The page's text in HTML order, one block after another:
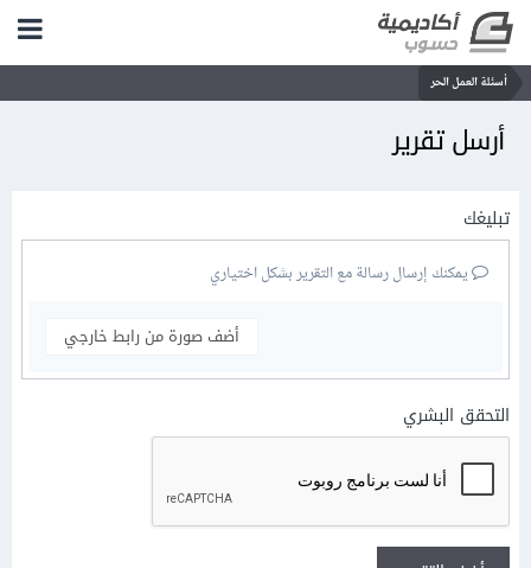
أسئلة العمل الحر
أرسل تقرير
تبليغك
يمكنك إرسال رسالة مع التقرير بشكل اختياري
أضف صورة من رابط خارجي
التحقق البشري